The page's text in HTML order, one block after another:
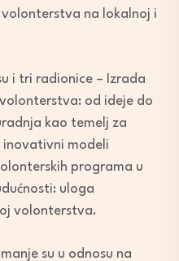
na lokalnoj i
i tri radionice – Izrada
od ideje do
kao temelj za
modeli
programa u
uloga
volonterstva.
su u odnosu na